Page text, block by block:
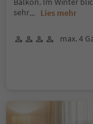
sehr... Lies mehr
max. 4